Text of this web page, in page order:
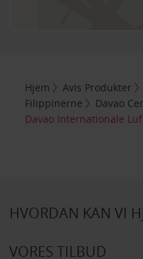
Hjem Avis Produkter
Filippinerne
Davao
Davao Internationale
HVORDAN KAN VI
VORES TILBUD